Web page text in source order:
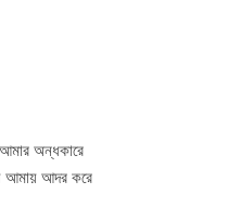
অন্ধকারে
আমায় আদর করে